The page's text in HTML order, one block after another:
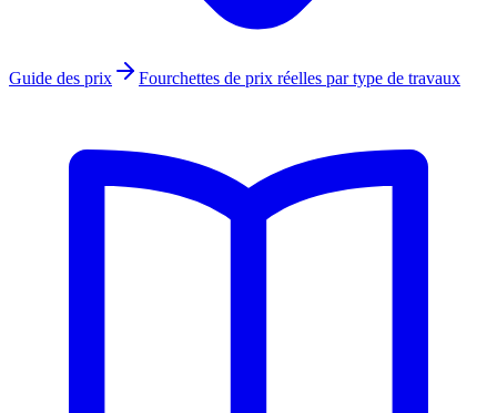
Guide des prix Fourchettes de prix réelles par type de travaux